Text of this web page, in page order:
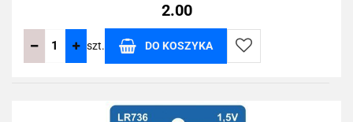
2.00
szt. DO KOSZYKA
Do
przechowalni